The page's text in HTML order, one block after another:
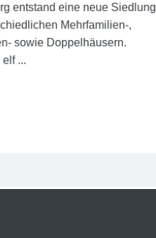
entstand eine neue Siedlung
Mehrfamilien-,
sowie Doppelhäusern.
...